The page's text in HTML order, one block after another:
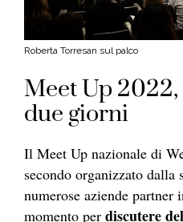
Roberta Torresan sul palco
Meet Up
due giorni
Il Meet Up nazionale di
secondo organizzato
numerose aziende
momento per discutere